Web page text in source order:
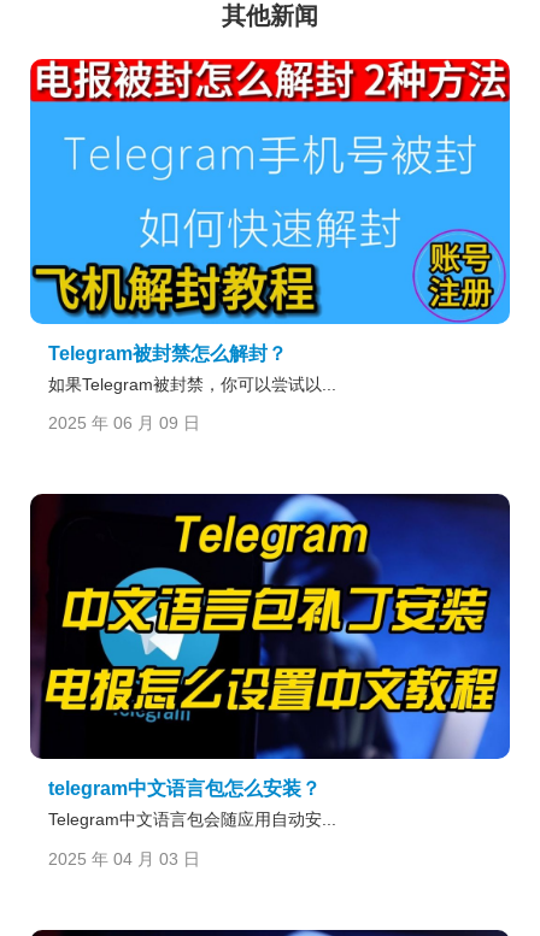
其他新闻
Telegram被封禁怎么解封？
如果Telegram被封禁，你可以尝试以...
2025 年 06 月 09 日
telegram中文语言包怎么安装？
Telegram中文语言包会随应用自动安...
2025 年 04 月 03 日